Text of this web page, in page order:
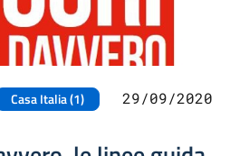
Casa Italia (1) 29/09/2020